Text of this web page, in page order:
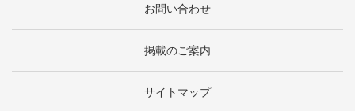
お問い合わせ
掲載のご案内
サイトマップ